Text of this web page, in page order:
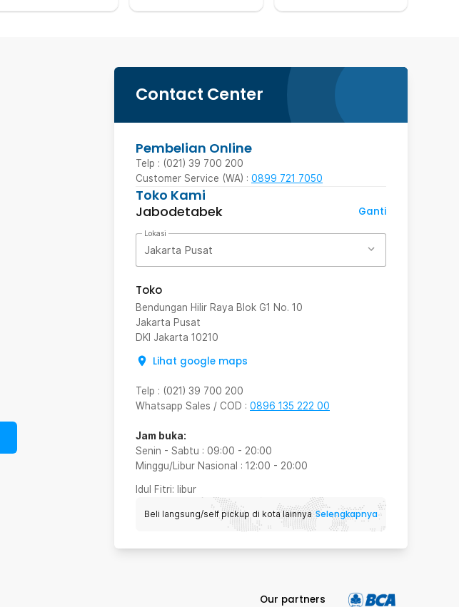
Contact Center
Pembelian Online
Telp : (021) 39 700 200
Customer Service (WA) : 0899 721 7050
Toko Kami
Jabodetabek
Ganti
Lokasi
Jakarta Pusat
Toko
Bendungan Hilir Raya Blok G1 No. 10
Jakarta Pusat
DKI Jakarta 10210
Lihat google maps
Telp : (021) 39 700 200
Whatsapp Sales / COD : 0896 135 222 00
Jam buka:
Senin - Sabtu : 09:00 - 20:00
Minggu/Libur Nasional : 12:00 - 20:00
Idul Fitri: libur
Beli langsung/self pickup di kota lainnya Selengkapnya
Our partners